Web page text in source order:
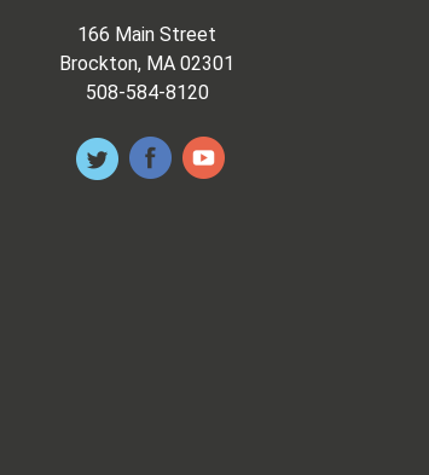
166 Main Street
Brockton, MA 02301
508-584-8120